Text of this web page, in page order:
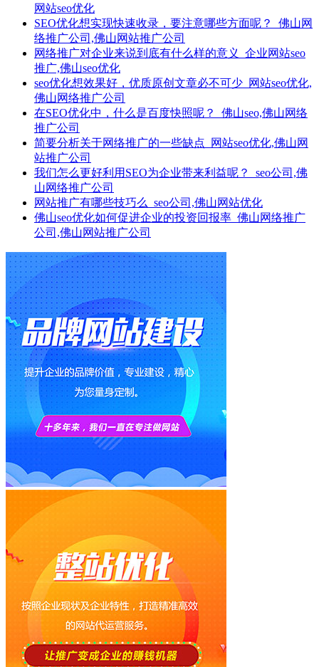
网站seo优化
SEO优化想实现快速收录，要注意哪些方面呢？_佛山网
络推广公司,佛山网站推广公司
网络推广对企业来说到底有什么样的意义_企业网站seo
推广,佛山seo优化
seo优化想效果好，优质原创文章必不可少_网站seo优化,
佛山网络推广公司
在SEO优化中，什么是百度快照呢？_佛山seo,佛山网络
推广公司
简要分析关于网络推广的一些缺点_网站seo优化,佛山网
站推广公司
我们怎么更好利用SEO为企业带来利益呢？_seo公司,佛
山网络推广公司
网站推广有哪些技巧么_seo公司,佛山网站优化
佛山seo优化如何促进企业的投资回报率_佛山网络推广
公司,佛山网站推广公司